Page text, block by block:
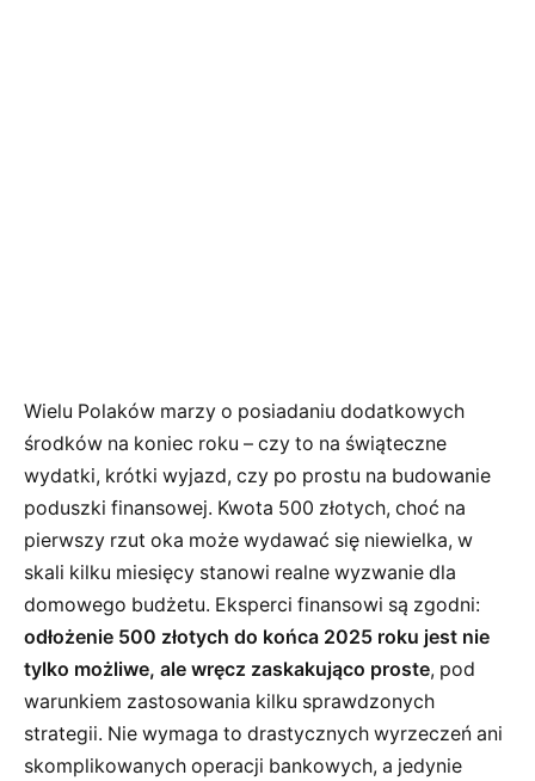
Wielu Polaków marzy o posiadaniu dodatkowych
środków na koniec roku – czy to na świąteczne
wydatki, krótki wyjazd, czy po prostu na budowanie
poduszki finansowej. Kwota 500 złotych, choć na
pierwszy rzut oka może wydawać się niewielka, w
skali kilku miesięcy stanowi realne wyzwanie dla
domowego budżetu. Eksperci finansowi są zgodni:
odłożenie 500 złotych do końca 2025 roku jest nie
tylko możliwe, ale wręcz zaskakująco proste, pod
warunkiem zastosowania kilku sprawdzonych
strategii. Nie wymaga to drastycznych wyrzeczeń ani
skomplikowanych operacji bankowych, a jedynie